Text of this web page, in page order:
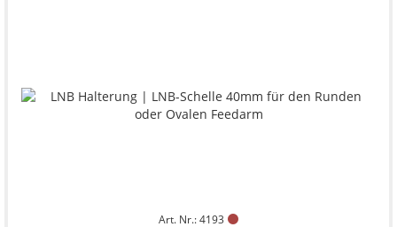
Art. Nr.: 4193